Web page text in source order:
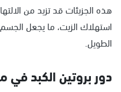
هذه الجزيئات قد تزيد من
استهلاك الزيت، ما يجعل
الطويل.
دور بروتين الكبد في